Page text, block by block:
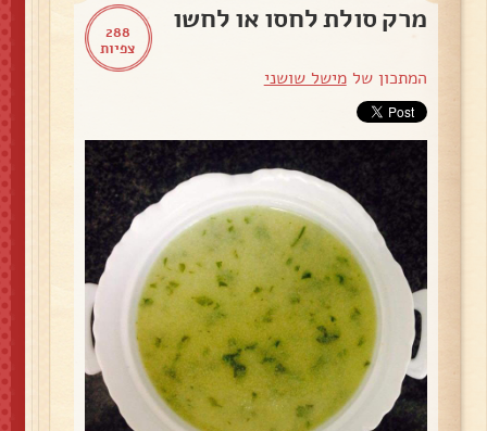
288
צפיות
מרק סולת לחסו או לחשו
המתכון שלמישל שושני